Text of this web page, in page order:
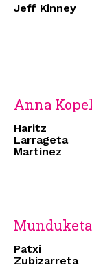
Jeff Kinney
Anna
Haritz
Larrageta
Martinez
Patxi
Zubizarreta